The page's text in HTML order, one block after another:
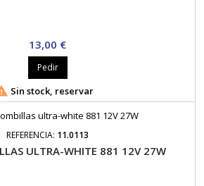
Precio
13,00 €
Pedir
Sin stock, reservar
REFERENCIA: 11.0113
ULTRA-WHITE 881 12V 27W